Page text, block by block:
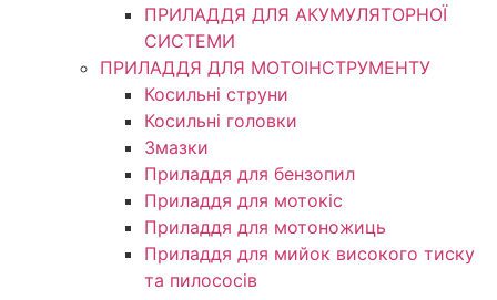
ПРИЛАДДЯ ДЛЯ АКУМУЛЯТОРНОЇ
СИСТЕМИ
ПРИЛАДДЯ ДЛЯ МОТОІНСТРУМЕНТУ
Косильні струни
Косильні головки
Змазки
Приладдя для бензопил
Приладдя для мотокіс
Приладдя для мотоножиць
Приладдя для мийок високого тиску
та пилососів